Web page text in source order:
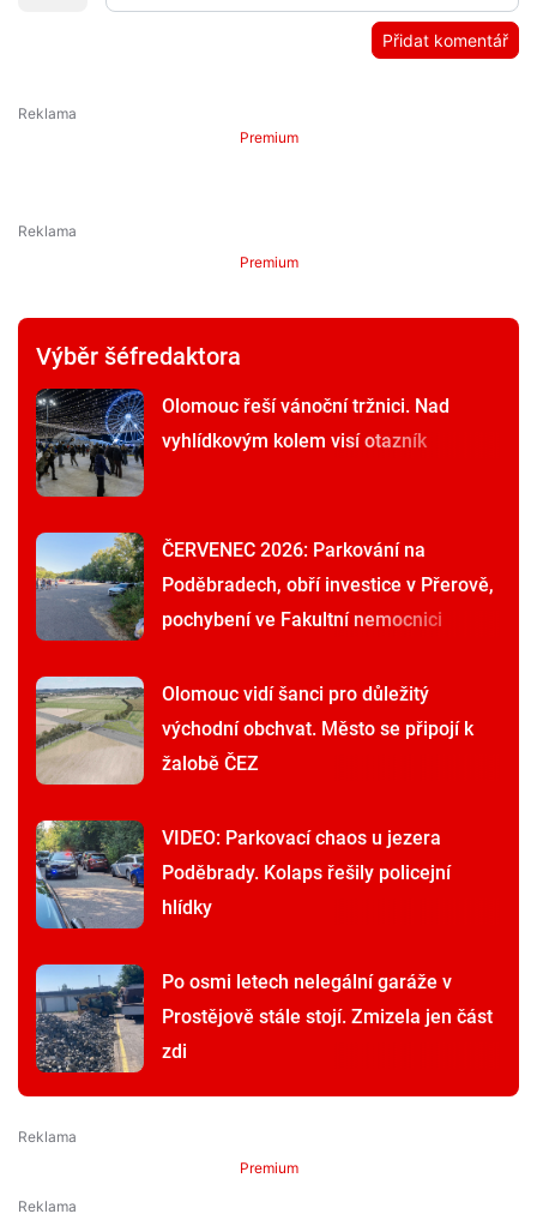
Přidat komentář
Premium
Premium
Výběr šéfredaktora
Olomouc řeší vánoční tržnici. Nad
vyhlídkovým kolem visí otazník
ČERVENEC 2026: Parkování na
Poděbradech, obří investice v Přerově,
pochybení ve Fakultní nemocnici
Olomouc vidí šanci pro důležitý
východní obchvat. Město se připojí k
žalobě ČEZ
VIDEO: Parkovací chaos u jezera
Poděbrady. Kolaps řešily policejní
hlídky
Po osmi letech nelegální garáže v
Prostějově stále stojí. Zmizela jen část
zdi
Premium